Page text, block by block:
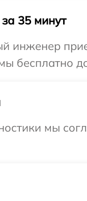
35 минут
инженер
бесплатно
мы